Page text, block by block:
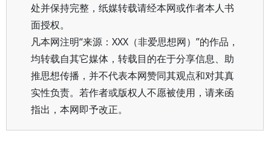
处并保持完整，纸媒转载请经本网或作者本人书
面授权。
凡本网注明“来源：XXX（非爱思想网）”的作品，
均转载自其它媒体，转载目的在于分享信息、助
推思想传播，并不代表本网赞同其观点和对其真
实性负责。若作者或版权人不愿被使用，请来函
指出，本网即予改正。